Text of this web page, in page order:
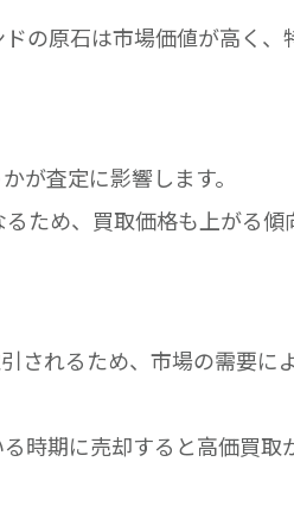
の原石は市場価値が高く、
が査定に影響します。
ため、買取価格も上がる傾
されるため、市場の需要に
時期に売却すると高価買取